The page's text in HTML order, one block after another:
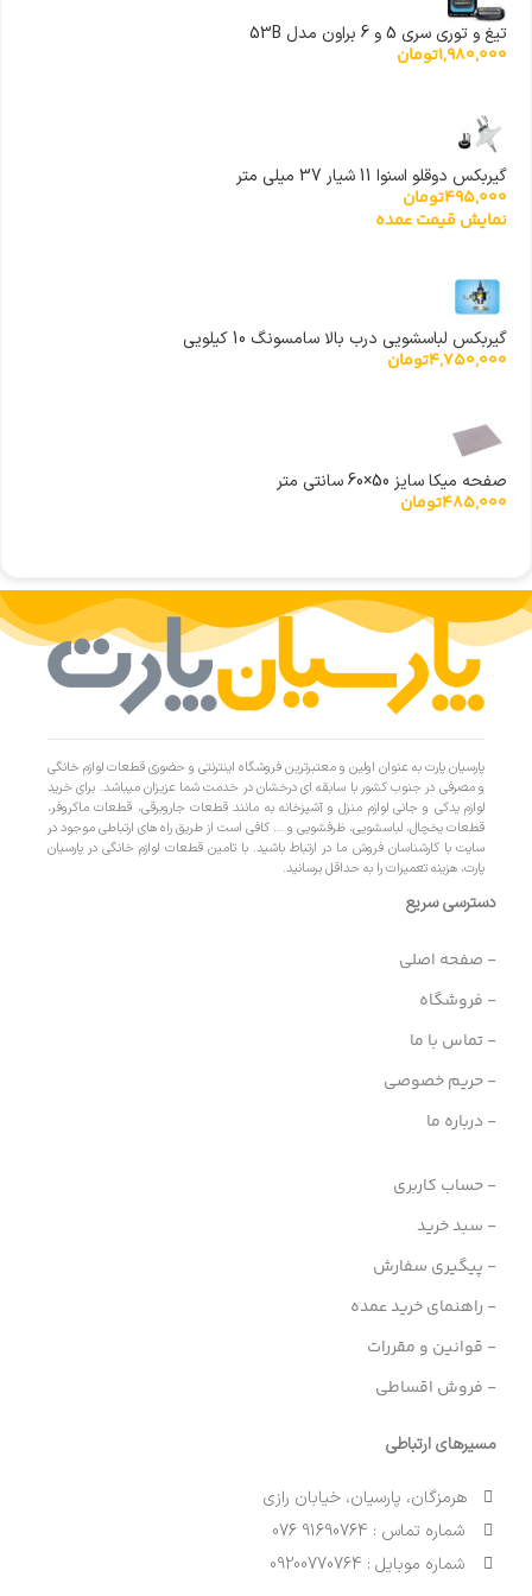
تیغ و توری سری 5 و 6 براون مدل 53B
1,980,000تومان
گیربکس دوقلو اسنوا 11 شیار 37 میلی متر
495,000تومان
نمایش قیمت عمده
گیربکس لباسشویی درب بالا سامسونگ 10 کیلویی
4,750,000تومان
صفحه میکا سایز 50×60 سانتی متر
485,000تومان
پارسیان پارت به عنوان اولین و معتبرترین فروشگاه اینترنتی و حضوری قطعات لوازم خانگی
و مصرفی در جنوب کشور با سابقه ای درخشان در خدمت شما عزیزان میباشد. برای خرید
لوازم یدکی و جانی لوازم منزل و آشپزخانه به مانند قطعات جاروبرقی، قطعات ماکروفر،
قطعات یخچال، لباسشویی، ظرفشویی و … کافی است از طریق راه های ارتباطی موجود در
سایت با کارشناسان فروش ما در ارتباط باشید. با تامین قطعات لوازم خانگی در پارسیان
پارت، هزینه تعمیرات را به حداقل برسانید.
دسترسی سریع
- صفحه اصلی
- فروشگاه
- تماس با ما
- حریم خصوصی
- درباره ما
- حساب کاربری
- سبد خرید
- پیگیری سفارش
- راهنمای خرید عمده
- قوانین و مقررات
- فروش اقساطی
مسیرهای ارتباطی
هرمزگان، پارسیان، خیابان رازی
شماره تماس : 91690764 076
شماره موبایل : 09200770764